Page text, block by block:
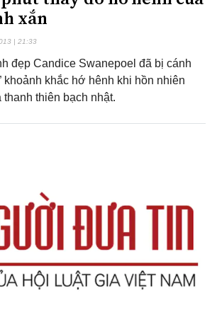
xắn
| 21:33
đẹp Candice Swanepoel đã bị cánh
khoảnh khắc hớ hênh khi hồn nhiên
thiên bạch nhật.